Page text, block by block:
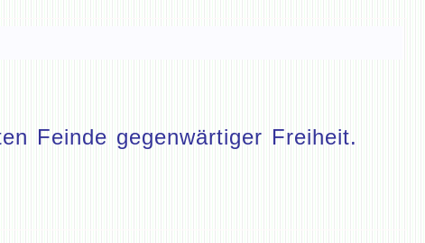
Feinde gegenwärtiger Freiheit.